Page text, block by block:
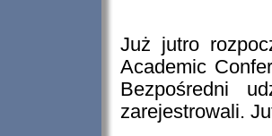
Już jutro
Academic
Bezpośredni
zarejestrowali.